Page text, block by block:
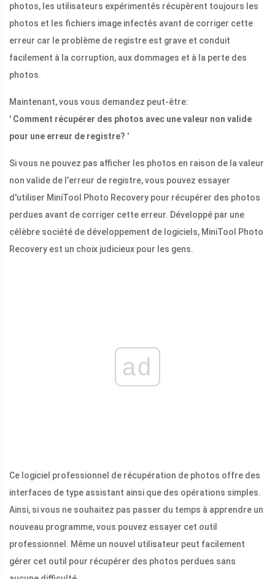
photos, les utilisateurs expérimentés récupèrent toujours les
photos et les fichiers image infectés avant de corriger cette
erreur car le problème de registre est grave et conduit
facilement à la corruption, aux dommages et à la perte des
photos.
Maintenant, vous vous demandez peut-être:
' Comment récupérer des photos avec une valeur non valide
pour une erreur de registre? '
Si vous ne pouvez pas afficher les photos en raison de la valeur
non valide de l'erreur de registre, vous pouvez essayer
d'utiliser MiniTool Photo Recovery pour récupérer des photos
perdues avant de corriger cette erreur. Développé par une
célèbre société de développement de logiciels, MiniTool Photo
Recovery est un choix judicieux pour les gens.
ad
Ce logiciel professionnel de récupération de photos offre des
interfaces de type assistant ainsi que des opérations simples.
Ainsi, si vous ne souhaitez pas passer du temps à apprendre un
nouveau programme, vous pouvez essayer cet outil
professionnel. Même un nouvel utilisateur peut facilement
gérer cet outil pour récupérer des photos perdues sans